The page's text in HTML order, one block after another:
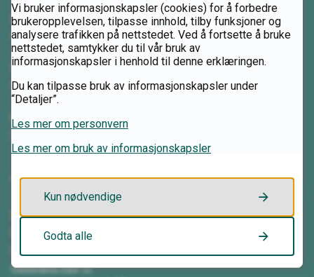
Skolested Nordstumoen
Nordstumoen 18, 2480 Koppang
Skolested Storsteigen
Steigjelen 47, 2560 Alvdal
Postadresse
Videregående skoler i Innlandet
Elverum vgs
Gausdal vgs
Hadeland vgs
Vi bruker informasjonskapsler (cookies) for å forbedre
brukeropplevelsen, tilpasse innhold, tilby funksjoner og
analysere trafikken på nettstedet. Ved å fortsette å bruke
nettstedet, samtykker du til vår bruk av
informasjonskapsler i henhold til denne erklæringen.
Du kan tilpasse bruk av informasjonskapsler under
“Detaljer”.
Les mer om personvern
Les mer om bruk av informasjonskapsler
Kun nødvendige
Godta alle